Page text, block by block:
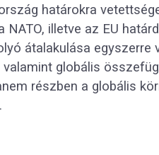
határokra
illetve az EU
átalakulása egyszerre
globális
részben a globális